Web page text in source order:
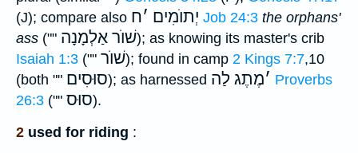
(J); compare also
יְתוֺמִים ׳ח Job 24:3 the orphans'
ass ("" שׁוֺר אַלְמָנָה); as knowing its master's crib
Isaiah 1:3 ("" שׁוֺר); found in camp 2 Kings 7:7,10
(both "" סוּסִים); as harnessed ׳מֶתֶג לַה
Proverbs
26:3 ("" סוּס).
2 used for riding :